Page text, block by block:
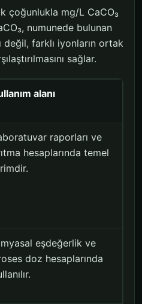
çoğunlukla mg/L CaCO₃
numunede bulunan
değil, farklı iyonların ortak
sağlar.
alanı
raporları ve
hesaplarında temel
eşdeğerlik ve
doz hesaplarında